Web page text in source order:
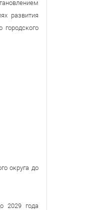
развития
городского
округа до
2029 года